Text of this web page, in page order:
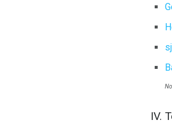
IV.